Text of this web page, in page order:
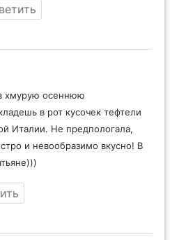
хмурую осеннюю
в рот кусочек тефтели
Италии. Не предпологала,
и невообразимо вкусно! В